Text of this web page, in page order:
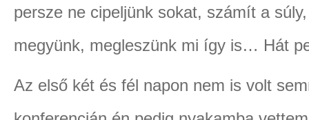
persze ne cipeljünk sokat, számít a
megyünk, megleszünk mi így is… Hát
Az első két és fél napon nem is volt